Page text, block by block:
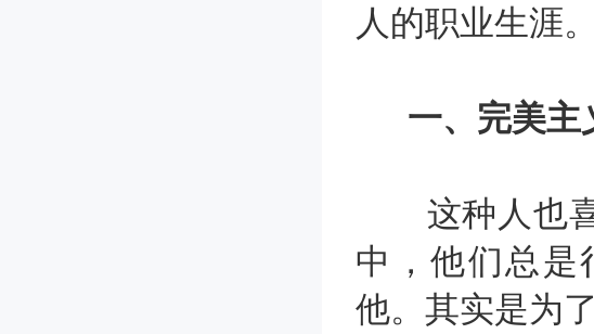
人的职业生涯。
一、完美主
这种人也喜
中，他们总是
他。其实是为